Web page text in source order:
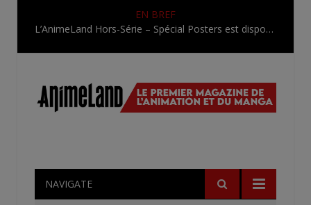
EN BREF
L’AnimeLand Hors-Série – Spécial Posters est disponible !
NAVIGATE